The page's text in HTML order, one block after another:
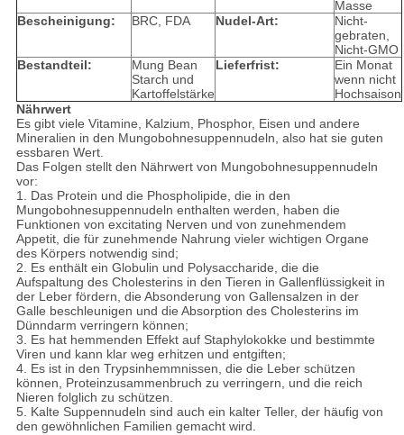
Masse
Bescheinigung:
BRC, FDA Nudel-Art:
Nicht-
gebraten,
Nicht-GMO
Bestandteil:
Mung Bean
Starch und
Kartoffelstärke
Lieferfrist:
Ein Monat
wenn nicht
Hochsaison
Nährwert
Es gibt viele Vitamine, Kalzium, Phosphor, Eisen und andere
Mineralien in den Mungobohnesuppennudeln, also hat sie guten
essbaren Wert.
Das Folgen stellt den Nährwert von Mungobohnesuppennudeln
vor:
1. Das Protein und die Phospholipide, die in den
Mungobohnesuppennudeln enthalten werden, haben die
Funktionen von excitating Nerven und von zunehmendem
Appetit, die für zunehmende Nahrung vieler wichtigen Organe
des Körpers notwendig sind;
2. Es enthält ein Globulin und Polysaccharide, die die
Aufspaltung des Cholesterins in den Tieren in Gallenflüssigkeit in
der Leber fördern, die Absonderung von Gallensalzen in der
Galle beschleunigen und die Absorption des Cholesterins im
Dünndarm verringern können;
3. Es hat hemmenden Effekt auf Staphylokokke und bestimmte
Viren und kann klar weg erhitzen und entgiften;
4. Es ist in den Trypsinhemmnissen, die die Leber schützen
können, Proteinzusammenbruch zu verringern, und die reich
Nieren folglich zu schützen.
5. Kalte Suppennudeln sind auch ein kalter Teller, der häufig von
den gewöhnlichen Familien gemacht wird.